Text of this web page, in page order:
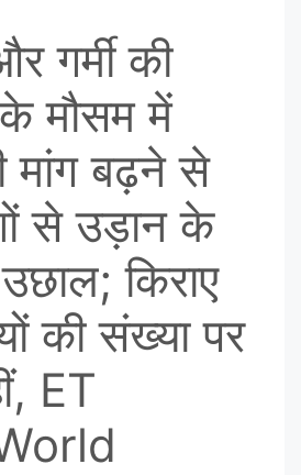
गर्मी की
मौसम में
मांग बढ़ने से
से उड़ान के
किराए
की संख्या पर
ET